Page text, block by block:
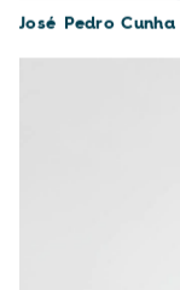
José Pedro Cunha